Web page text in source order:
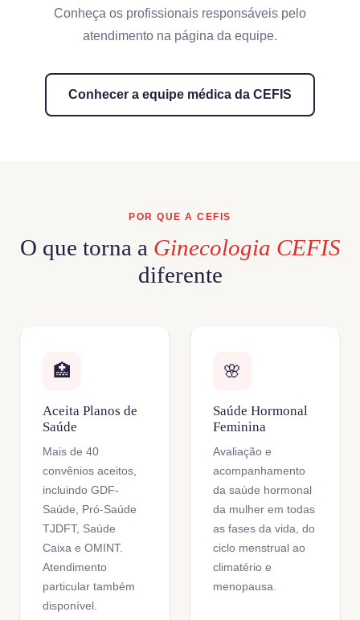
Conheça os profissionais responsáveis pelo
atendimento na página da equipe.
Conhecer a equipe médica da CEFIS
POR QUE A CEFIS
O que torna a Ginecologia CEFIS
diferente
🏥
Aceita Planos de
Saúde
Mais de 40
convênios aceitos,
incluindo GDF-
Saúde, Pró-Saúde
TJDFT, Saúde
Caixa e OMINT.
Atendimento
particular também
disponível.
🌸
Saúde Hormonal
Feminina
Avaliação e
acompanhamento
da saúde hormonal
da mulher em todas
as fases da vida, do
ciclo menstrual ao
climatério e
menopausa.